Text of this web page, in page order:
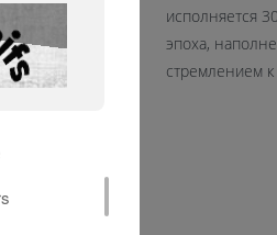
же
к любым
мирного
исполняется
эпоха,
стремлением